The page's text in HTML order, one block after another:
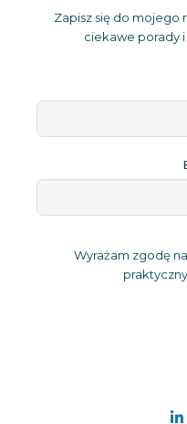
Zapisz się do mojego
ciekawe porady
Wyrażam zgodę